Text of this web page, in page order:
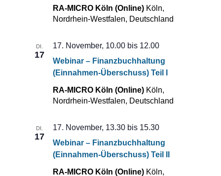
RA-MICRO Köln (Online) Köln,
Nordrhein-Westfalen, Deutschland
DI.
17
Webinar – Finanzbuchhaltung
(Einnahmen-Überschuss) Teil I
17. November, 10.00 bis 12.00
RA-MICRO Köln (Online) Köln,
Nordrhein-Westfalen, Deutschland
DI.
17
Webinar – Finanzbuchhaltung
(Einnahmen-Überschuss) Teil II
17. November, 13.30 bis 15.30
RA-MICRO Köln (Online) Köln,